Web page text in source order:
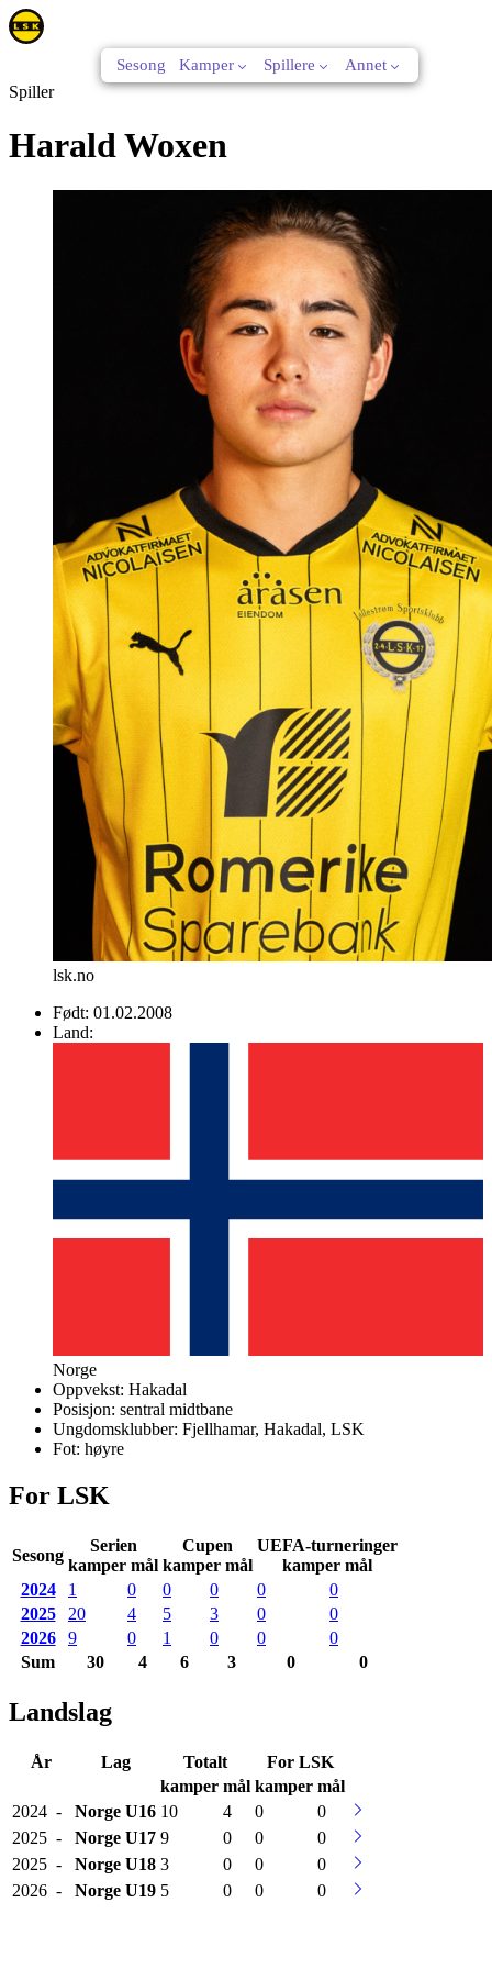
Sesong Kamper Spillere Annet
Spiller
Harald Woxen
lsk.no
Født: 01.02.2008
Land:
Norge
Oppvekst: Hakadal
Posisjon: sentral midtbane
Ungdomsklubber: Fjellhamar, Hakadal, LSK
Fot: høyre
For LSK
Sesong
Serien
kamper mål
Cupen
kamper mål
UEFA-turneringer
kamper mål
2024
1 0 0 0 0
0
2025
20 4 5 3 0
0
2026
9 0 1 0 0
0
Sum
30 4 6 3 0 0
Landslag
År Lag Totalt
For LSK
kamper mål kamper mål
2024 - Norge U16 10 4 0
0
2025 - Norge U17 9 0 0
0
2025 - Norge U18 3 0 0
0
2026 - Norge U19 5 0 0 0